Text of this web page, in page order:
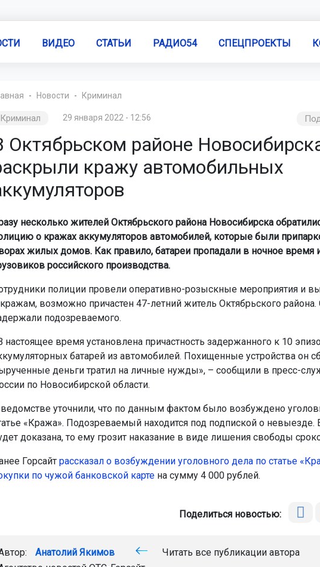
ВИДЕО СТАТЬИ РАДИО54 СПЕЦПРОЕКТЫ
Новости Криминал
Криминал 29 января 2022 - 12:56
Октябрьском районе
кражу автомобильных
несколько жителей Октябрьского района Новосибирска
о кражах аккумуляторов автомобилей, которые были
жилых домов. Как правило, батареи пропадали в ночное время
российского производства.
полиции провели оперативно-розыскные мероприятия и
возможно причастен 47-летний житель Октябрьского района.
подозреваемого.
настоящее время установлена причастность задержанного к 10
батарей из автомобилей. Похищенные устройства он
деньги тратил на личные нужды», – сообщили в пресс-
по Новосибирской области.
уточнили, что по данным фактом было возбуждено
«Кража». Подозреваемый находится под подпиской о невыезде.
доказана, то ему грозит наказание в виде лишения свободы
Горсайт рассказал о возбуждении уголовного дела по статье
по чужой банковской картена сумму 4 000 рублей.
Поделиться новостью:
Анатолий Якимов
Читать все публикации автора